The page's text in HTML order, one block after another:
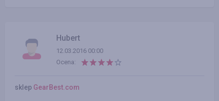
Hubert
12.03.2016 00:00
Ocena:
sklep GearBest.com